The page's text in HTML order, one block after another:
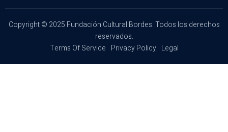
Copyright © 2025 Fundación Cultural Bordes. Todos los derechos
reservados.
Terms Of Service Privacy Policy Legal